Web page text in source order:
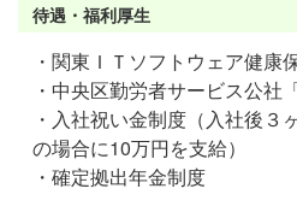
待遇・福利厚生
・関東ＩＴソフトウェア健康
・中央区勤労者サービス公社
・入社祝い金制度（入社後３
の場合に10万円を支給）
・確定拠出年金制度